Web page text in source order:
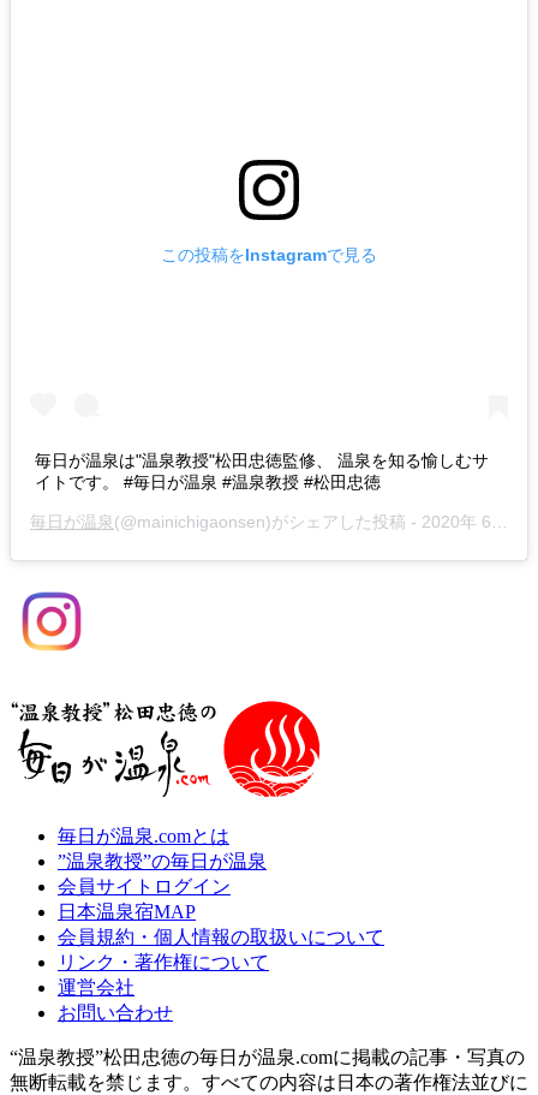
この投稿をInstagramで見る
毎日が温泉は"温泉教授"松田忠徳監修、 温泉を知る愉しむサ
イトです。 #毎日が温泉 #温泉教授 #松田忠徳
毎日が温泉(@mainichigaonsen)がシェアした投稿 - 2020年 6月月29日午前12時05分PDT
毎日が温泉.comとは
”温泉教授”の毎日が温泉
会員サイトログイン
日本温泉宿MAP
会員規約・個人情報の取扱いについて
リンク・著作権について
運営会社
お問い合わせ
“温泉教授”松田忠徳の毎日が温泉.comに掲載の記事・写真の
無断転載を禁じます。すべての内容は日本の著作権法並びに